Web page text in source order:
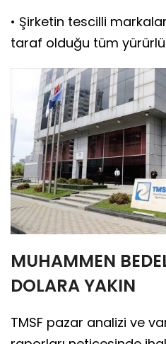
• Şirketin tescilli
taraf olduğu tüm
MUHAMMEN
DOLARA YAKIN
TMSF pazar analizi ve